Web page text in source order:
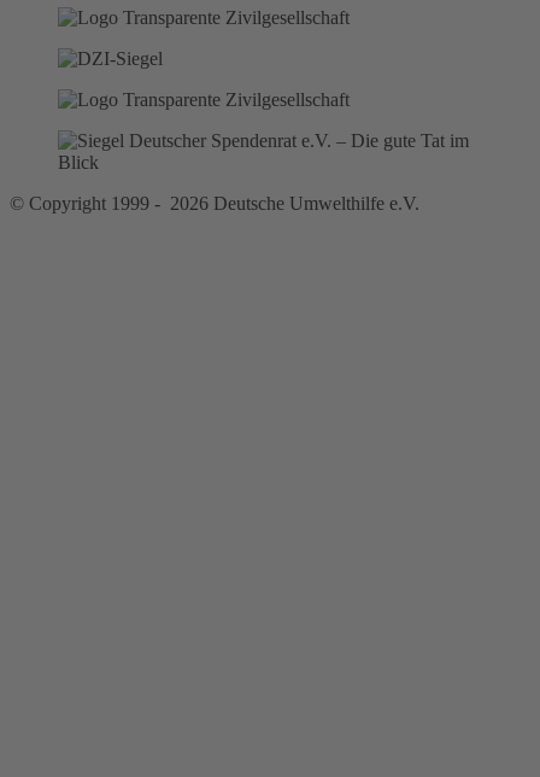
© Copyright 1999 - 2026 Deutsche Umwelthilfe e.V.